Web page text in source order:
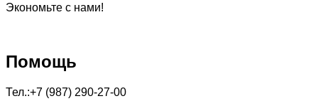
Экономьте с нами!
Помощь
Тел.:+7 (987) 290-27-00